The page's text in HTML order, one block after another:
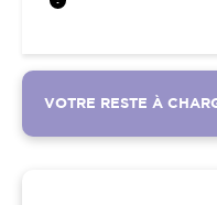
VOTRE RESTE À